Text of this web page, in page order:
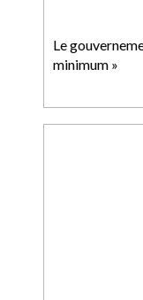
Le
minimum »